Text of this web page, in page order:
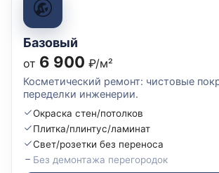
Базовый
от 6 900 ₽/м²
Косметический ремонт: чистовые
переделки инженерии.
Окраска стен/потолков
Плитка/плинтус/ламинат
Свет/розетки без переноса
Без демонтажа перегородок